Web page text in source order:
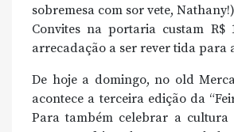
sobremesa com sor vete,
Convites na portaria custam R$
arrecadação a ser rever tida para
De hoje a domingo, no old
acontece a terceira edição da
Para também celebrar a